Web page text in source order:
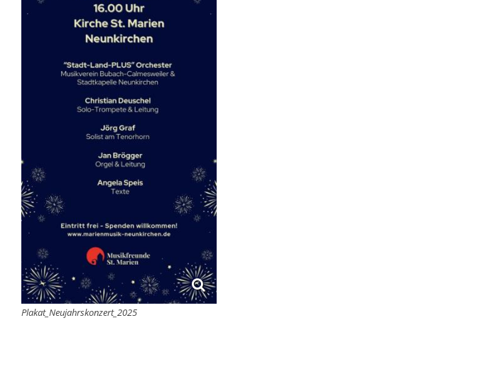
Plakat_Neujahrskonzert_2025